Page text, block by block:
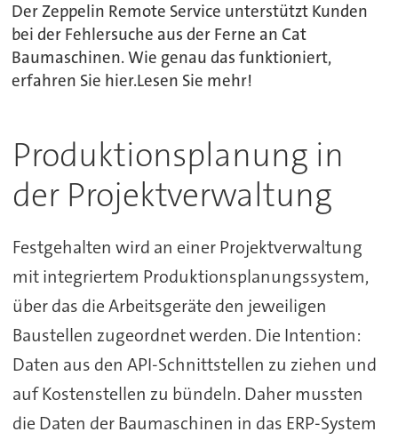
Der Zeppelin Remote Service unterstützt Kunden
bei der Fehlersuche aus der Ferne an Cat
Baumaschinen. Wie genau das funktioniert,
erfahren Sie hier.Lesen Sie mehr!
Produktionsplanung in
der Projektverwaltung
Festgehalten wird an einer Projektverwaltung
mit integriertem Produktionsplanungssystem,
über das die Arbeitsgeräte den jeweiligen
Baustellen zugeordnet werden. Die Intention:
Daten aus den API-Schnittstellen zu ziehen und
auf Kostenstellen zu bündeln. Daher mussten
die Daten der Baumaschinen in das ERP-System